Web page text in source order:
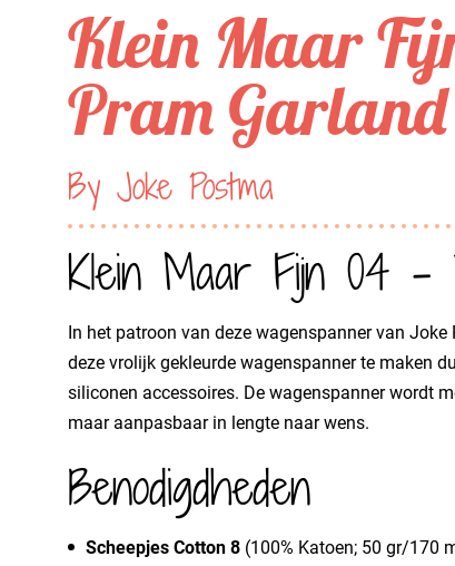
Klein Maar
Pram Garland
By Joke Postma
Klein Maar Fijn 04 -
In het patroon van deze wagenspanner van Joke
deze vrolijk gekleurde wagenspanner te maken
siliconen accessoires. De wagenspanner wordt
maar aanpasbaar in lengte naar wens.
Benodigdheden
Scheepjes Cotton 8 (100% Katoen; 50 gr/170